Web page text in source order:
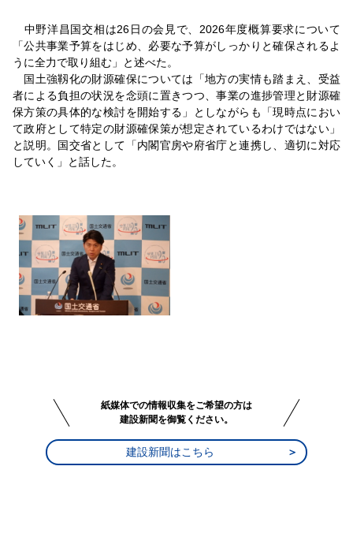
中野洋昌国交相は26日の会見で、2026年度概算要求について
「公共事業予算をはじめ、必要な予算がしっかりと確保されるよ
うに全力で取り組む」と述べた。
国土強靱化の財源確保については「地方の実情も踏まえ、受益
者による負担の状況を念頭に置きつつ、事業の進捗管理と財源確
保方策の具体的な検討を開始する」としながらも「現時点におい
て政府として特定の財源確保策が想定されているわけではない」
と説明。国交省として「内閣官房や府省庁と連携し、適切に対応
していく」と話した。
紙媒体での情報収集をご希望の方は
建設新聞を御覧ください。
建設新聞はこちら